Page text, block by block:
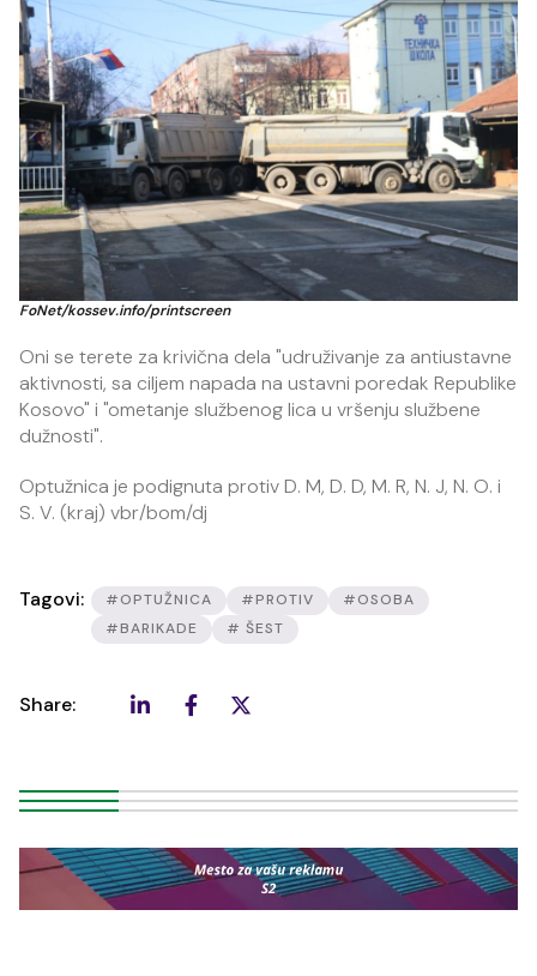
FoNet/kossev.info/printscreen
Oni se terete za krivična dela "udruživanje za antiustavne
aktivnosti, sa ciljem napada na ustavni poredak Republike
Kosovo" i "ometanje službenog lica u vršenju službene
dužnosti".
Optužnica je podignuta protiv D. M, D. D, M. R, N. J, N. O. i
S. V. (kraj) vbr/bom/dj
Tagovi: #OPTUŽNICA #PROTIV
#OSOBA
#BARIKADE
# ŠEST
Share: